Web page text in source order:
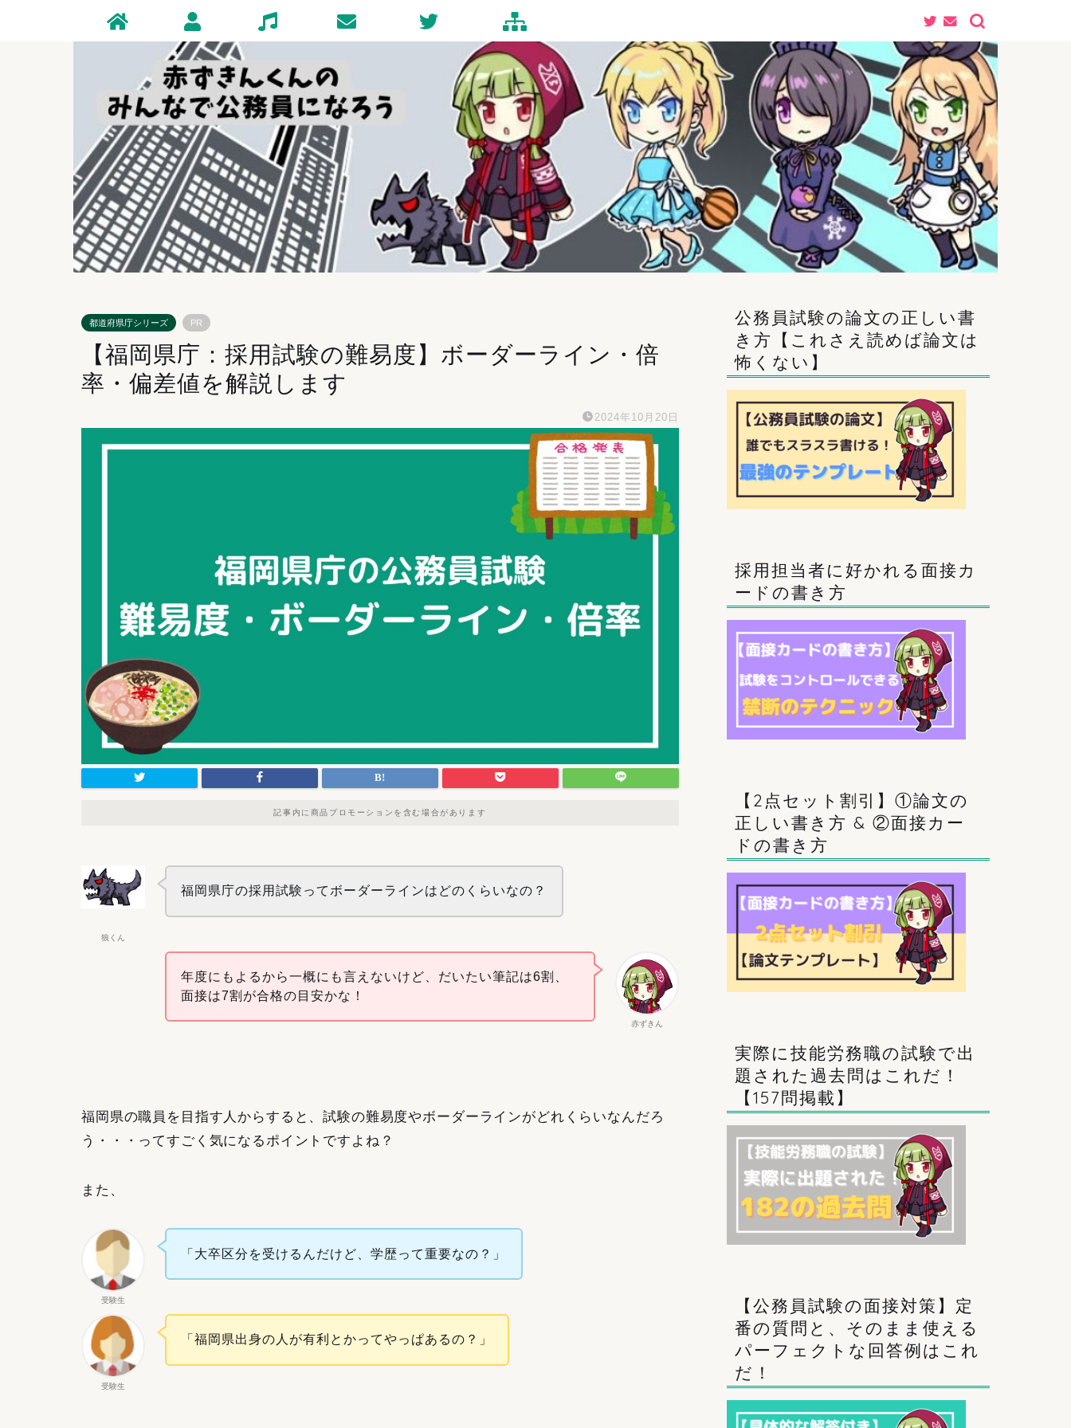
Home Profile Zakki Contact Twitter Site-map
都道府県庁シリーズ PR
【福岡県庁：採用試験の難易度】ボーダーライン・倍
率・偏差値を解説します
2024年10月20日
記事内に商品プロモーションを含む場合があります
狼くん
福岡県庁の採用試験ってボーダーラインはどのくらいなの？
赤ずきん
年度にもよるから一概にも言えないけど、だいたい筆記は6割、
面接は7割が合格の目安かな！
福岡県の職員を目指す人からすると、試験の難易度やボーダーラインがどれくらいなんだろ
う・・・ってすごく気になるポイントですよね？
また、
受験生
「大卒区分を受けるんだけど、学歴って重要なの？」
受験生
「福岡県出身の人が有利とかってやっぱあるの？」
公務員試験の論文の正しい書
き方【これさえ読めば論文は
怖くない】
採用担当者に好かれる面接カ
ードの書き方
【2点セット割引】①論文の
正しい書き方 & ②面接カー
ドの書き方
実際に技能労務職の試験で出
題された過去問はこれだ！
【157問掲載】
【公務員試験の面接対策】定
番の質問と、そのまま使える
パーフェクトな回答例はこれ
だ！